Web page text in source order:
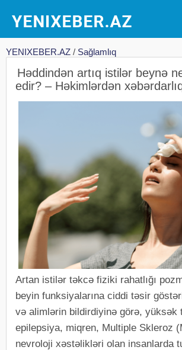
YENIXEBER.AZ / Sağlamlıq
Həddindən artıq istilər beynə
edir? – Həkimlərdən
Artan istilər təkcə fiziki rahatlığı
beyin funksiyalarına ciddi təsir
və alimlərin bildirdiyinə görə, yüksək
epilepsiya, miqren, Multiple Skleroz
nevroloji xəstəlikləri olan insanlarda